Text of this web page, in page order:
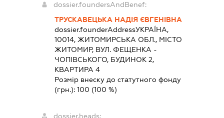
dossier.foundersAndBenef:
ТРУСКАВЕЦЬКА НАДІЯ ЄВГЕНІВНА
dossier.founderAddressУКРАЇНА,
10014, ЖИТОМИРСЬКА ОБЛ., МІСТО
ЖИТОМИР, ВУЛ. ФЕЩЕНКА -
ЧОПІВСЬКОГО, БУДИНОК 2,
КВАРТИРА 4
Розмір внеску до статутного фонду
(грн.):100 (100 %)
dossier.heads: